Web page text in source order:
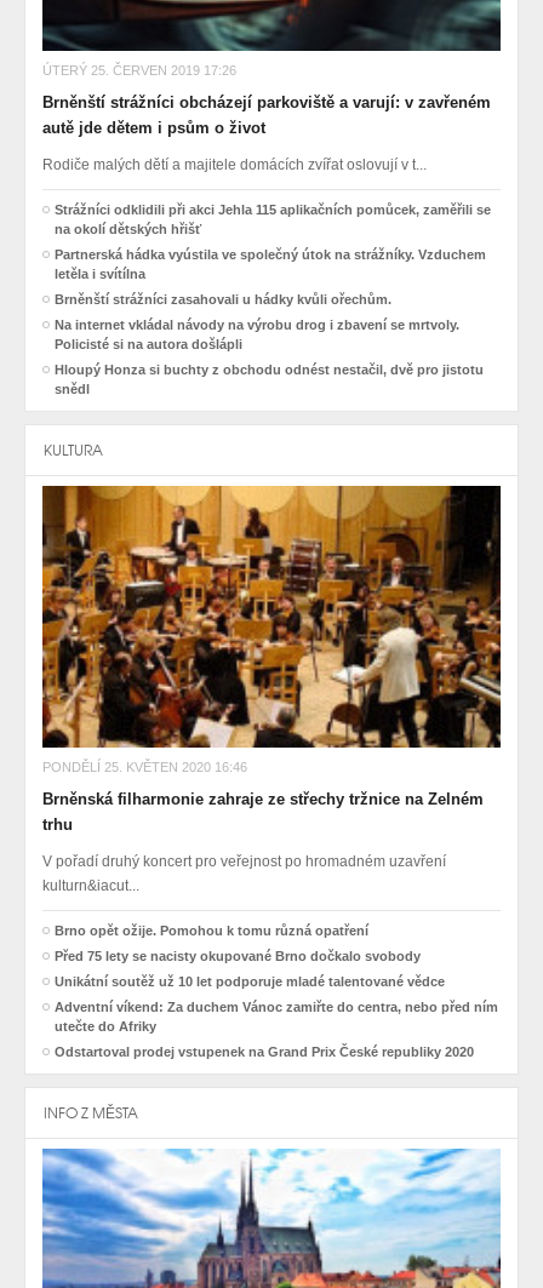
ÚTERÝ 25. ČERVEN 2019 17:26
Brněnští strážníci obcházejí parkoviště a varují: v zavřeném
autě jde dětem i psům o život
Rodiče malých dětí a majitele domácích zvířat oslovují v t...
Strážníci odklidili při akci Jehla 115 aplikačních pomůcek, zaměřili se
na okolí dětských hřišť
Partnerská hádka vyústila ve společný útok na strážníky. Vzduchem
letěla i svítílna
Brněnští strážníci zasahovali u hádky kvůli ořechům.
Na internet vkládal návody na výrobu drog i zbavení se mrtvoly.
Policisté si na autora došlápli
Hloupý Honza si buchty z obchodu odnést nestačil, dvě pro jistotu
snědl
KULTURA
PONDĚLÍ 25. KVĚTEN 2020 16:46
Brněnská filharmonie zahraje ze střechy tržnice na Zelném
trhu
V pořadí druhý koncert pro veřejnost po hromadném uzavření
kulturn&iacut...
Brno opět ožije. Pomohou k tomu různá opatření
Před 75 lety se nacisty okupované Brno dočkalo svobody
Unikátní soutěž už 10 let podporuje mladé talentované vědce
Adventní víkend: Za duchem Vánoc zamiřte do centra, nebo před ním
utečte do Afriky
Odstartoval prodej vstupenek na Grand Prix České republiky 2020
INFO Z MĚSTA